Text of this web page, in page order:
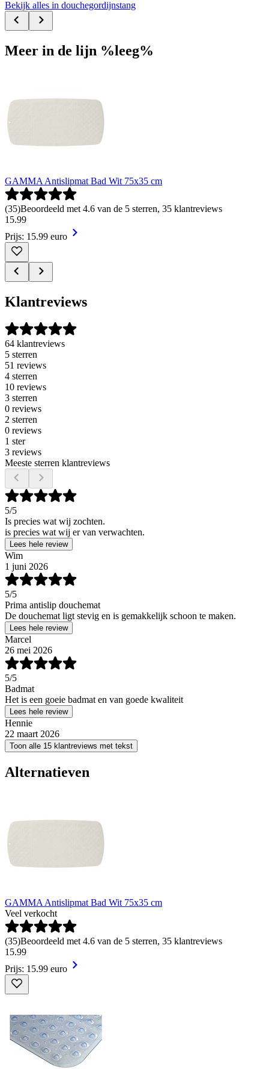
Bekijk alles in douchegordijnstang
Meer in de lijn %leeg%
GAMMA Antislipmat Bad Wit 75x35 cm
(35)Beoordeeld met 4.6 van de 5 sterren, 35 klantreviews
15.99
Prijs: 15.99 euro
Klantreviews
64 klantreviews
5 sterren
51 reviews
4 sterren
10 reviews
3 sterren
0 reviews
2 sterren
0 reviews
1 ster
3 reviews
Meeste sterren klantreviews
5/5
Is precies wat wij zochten.
is precies wat wij er van verwachten.
Lees hele review
Wim
1 juni 2026
5/5
Prima antislip douchemat
De douchemat ligt stevig en is gemakkelijk schoon te maken.
Lees hele review
Marcel
26 mei 2026
5/5
Badmat
Het is een goeie badmat en van goede kwaliteit
Lees hele review
Hennie
22 maart 2026
Toon alle 15 klantreviews met tekst
Alternatieven
GAMMA Antislipmat Bad Wit 75x35 cm
Veel verkocht
(35)Beoordeeld met 4.6 van de 5 sterren, 35 klantreviews
15.99
Prijs: 15.99 euro